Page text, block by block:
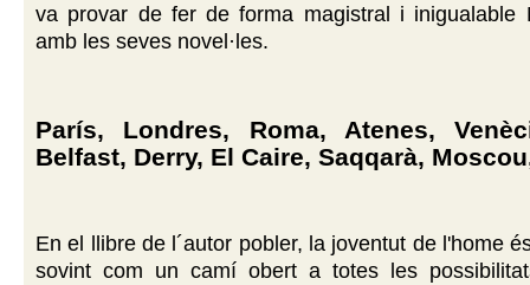
va provar de fer de forma magistral i inigualable
amb les seves novel·les.
París, Londres, Roma, Atenes,
Belfast, Derry, El Caire, Saqqarà,
En el llibre de l´autor pobler, la joventut de l'home
sovint com un camí obert a totes les